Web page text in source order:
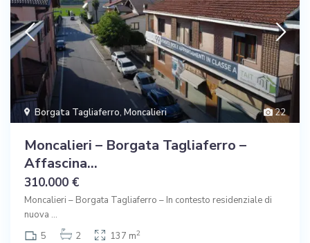
22
Borgata Tagliaferro, Moncalieri
Moncalieri – Borgata Tagliaferro –
Affascina...
310.000 €
Moncalieri – Borgata Tagliaferro – In contesto residenziale di
nuova ...
5
2 137 m2